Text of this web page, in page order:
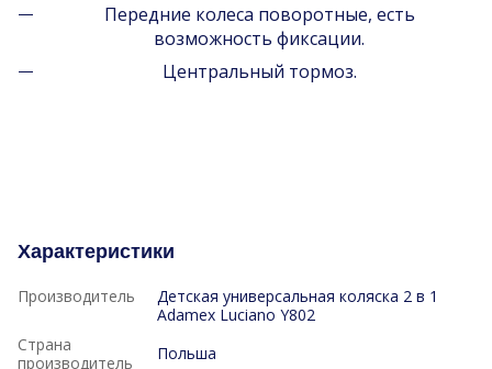
Передние колеса поворотные, есть
возможность фиксации.
Центральный тормоз.
Характеристики
Производитель
Детская универсальная коляска 2 в 1
Adamex Luciano Y802
Страна
производитель
Польша